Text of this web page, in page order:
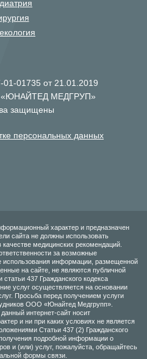
01735 от 21.01.2019
«ЮНАЙТЕД МЕДГРУП»
защищены
персональных данных
характер и предназначен
сайта не должны использовать
медицинских рекомендаций.
за возможные
использования информации, размещенной
на сайте, не являются публичной
437 Гражданского кодекса
услуг осуществляется на основании
Просьба перед получением услуги
ООО «Юнайтед Медгрупп».
интернет-сайт носит
и ни при каких условиях не является
Статьи 437 (2) Гражданского
подробной информации о
и (или) услуг, пожалуйста, обращайтесь
формы связи.